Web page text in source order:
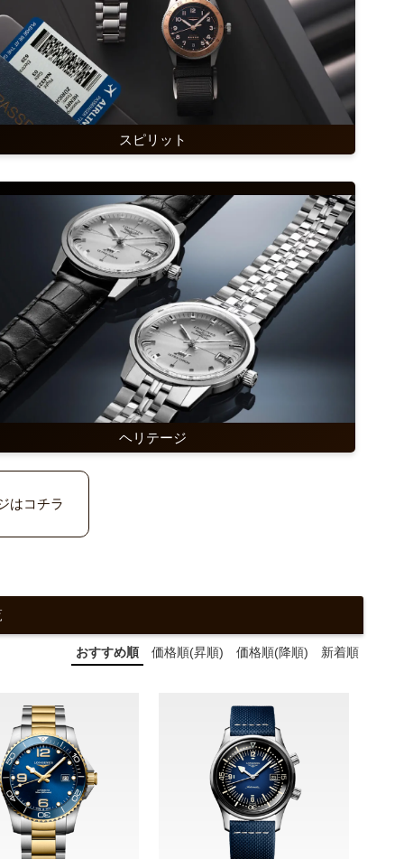
スピリット
ヘリテージ
はコチラ
おすすめ順 価格順(昇順) 価格順(降順) 新着順